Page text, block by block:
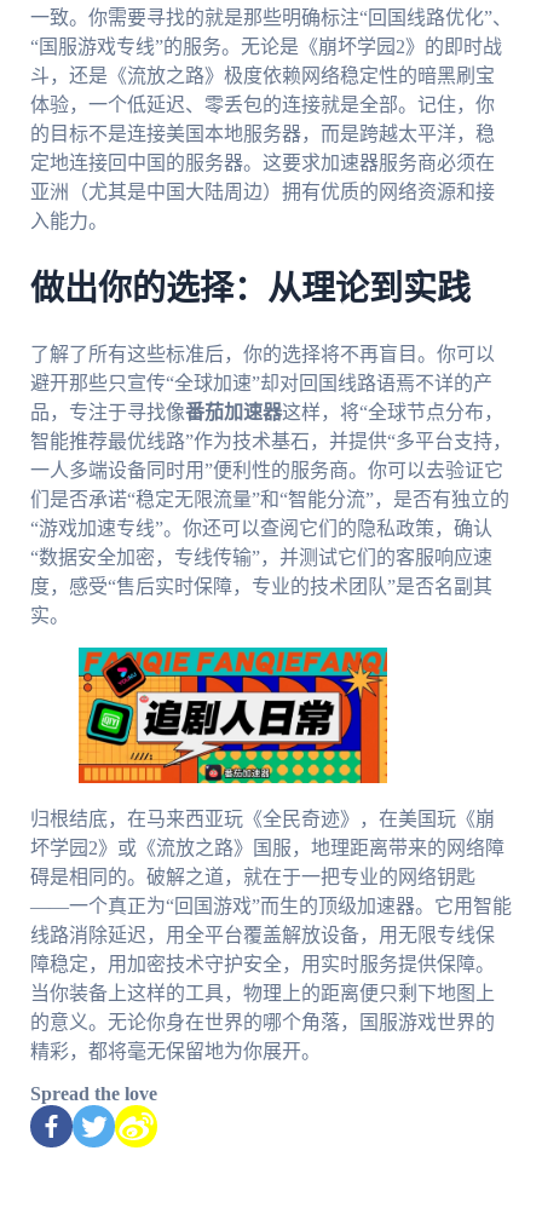
一致。你需要寻找的就是那些明确标注“回国线路优化”、
“国服游戏专线”的服务。无论是《崩坏学园2》的即时战
斗，还是《流放之路》极度依赖网络稳定性的暗黑刷宝
体验，一个低延迟、零丢包的连接就是全部。记住，你
的目标不是连接美国本地服务器，而是跨越太平洋，稳
定地连接回中国的服务器。这要求加速器服务商必须在
亚洲（尤其是中国大陆周边）拥有优质的网络资源和接
入能力。
做出你的选择：从理论到实践
了解了所有这些标准后，你的选择将不再盲目。你可以
避开那些只宣传“全球加速”却对回国线路语焉不详的产
品，专注于寻找像番茄加速器这样，将“全球节点分布，
智能推荐最优线路”作为技术基石，并提供“多平台支持，
一人多端设备同时用”便利性的服务商。你可以去验证它
们是否承诺“稳定无限流量”和“智能分流”，是否有独立的
“游戏加速专线”。你还可以查阅它们的隐私政策，确认
“数据安全加密，专线传输”，并测试它们的客服响应速
度，感受“售后实时保障，专业的技术团队”是否名副其
实。
归根结底，在马来西亚玩《全民奇迹》，在美国玩《崩
坏学园2》或《流放之路》国服，地理距离带来的网络障
碍是相同的。破解之道，就在于一把专业的网络钥匙
——一个真正为“回国游戏”而生的顶级加速器。它用智能
线路消除延迟，用全平台覆盖解放设备，用无限专线保
障稳定，用加密技术守护安全，用实时服务提供保障。
当你装备上这样的工具，物理上的距离便只剩下地图上
的意义。无论你身在世界的哪个角落，国服游戏世界的
精彩，都将毫无保留地为你展开。
Spread the love